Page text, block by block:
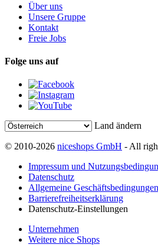
Über uns
Unsere Gruppe
Kontakt
Freie Jobs
Folge uns auf
Land ändern
© 2010-2026 niceshops GmbH - All
Impressum und
Datenschutz
Allgemeine
Barrierefreiheitserklärung
Datenschutz-Einstellungen
Unternehmen
Weitere nice Shops